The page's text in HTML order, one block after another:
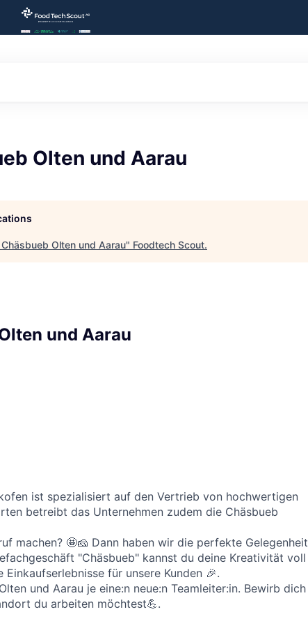
Olten und Aarau
Olten und Aarau" Foodtech Scout.
und Aarau
ist spezialisiert auf den Vertrieb von hochwertigen
betreibt das Unternehmen zudem die Chäsbueb
machen? 🤩🧀 Dann haben wir die perfekte Gelegenheit
"Chäsbueb" kannst du deine Kreativität voll
für unsere Kunden 🎉.
und Aarau je eine:n neue:n Teamleiter:in. Bewirb dich
du arbeiten möchtest💪.